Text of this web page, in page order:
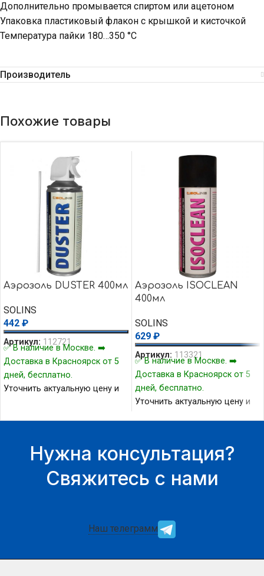
Дополнительно промывается спиртом или ацетоном
Упаковка пластиковый флакон с крышкой и кисточкой
Температура пайки 180…350 °С
Производитель
Похожие товары
Аэрозоль DUSTER 400мл
SOLINS
442 ₽
Артикул: 112721
✅ В наличие в Москве. ➡️
Доставка в Красноярск от 5
дней, бесплатно.
Уточнить актуальную цену и
Аэрозоль ISOCLEAN
400мл
SOLINS
629 ₽
Артикул: 113321
✅ В наличие в Москве. ➡️
Доставка в Красноярск от 5
дней, бесплатно.
Уточнить актуальную цену и
Нужна консультация?
Свяжитесь с нами
Наш телеграмм